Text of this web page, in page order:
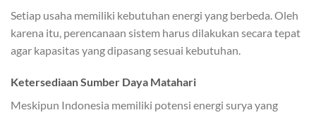
Setiap usaha memiliki kebutuhan energi yang berbeda. Oleh
karena itu, perencanaan sistem harus dilakukan secara tepat
agar kapasitas yang dipasang sesuai kebutuhan.
Ketersediaan Sumber Daya Matahari
Meskipun Indonesia memiliki potensi energi surya yang